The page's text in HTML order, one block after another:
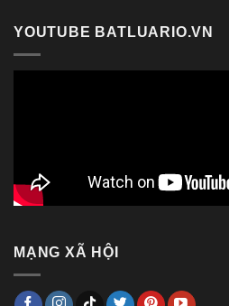
YOUTUBE BATLUARIO.VN
MẠNG XÃ HỘI